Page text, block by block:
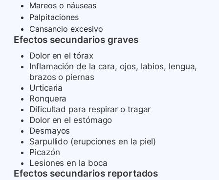
Mareos o náuseas
Palpitaciones
Cansancio excesivo
Efectos secundarios graves
Dolor en el tórax
Inflamación de la cara, ojos, labios, lengua,
brazos o piernas
Urticaria
Ronquera
Dificultad para respirar o tragar
Dolor en el estómago
Desmayos
Sarpullido (erupciones en la piel)
Picazón
Lesiones en la boca
Efectos secundarios reportados